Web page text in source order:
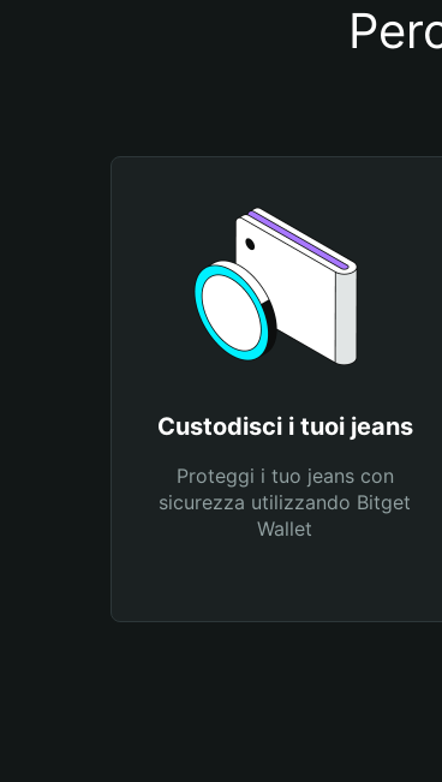
Custodisci i tuoi jeans
Proteggi i tuo jeans con
sicurezza utilizzando Bitget
Wallet